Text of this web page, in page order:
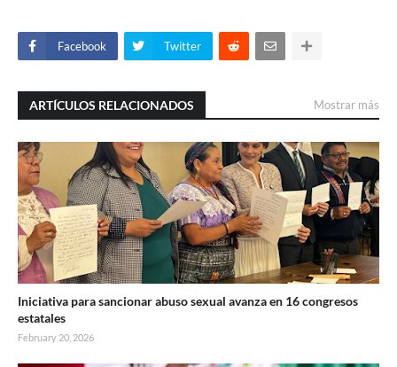
Facebook Twitter
ARTÍCULOS RELACIONADOS Mostrar más
Iniciativa para sancionar abuso sexual avanza en 16 congresos
estatales
February 20, 2026